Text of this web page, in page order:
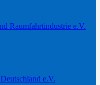
Raumfahrtindustrie e.V.
e.V.